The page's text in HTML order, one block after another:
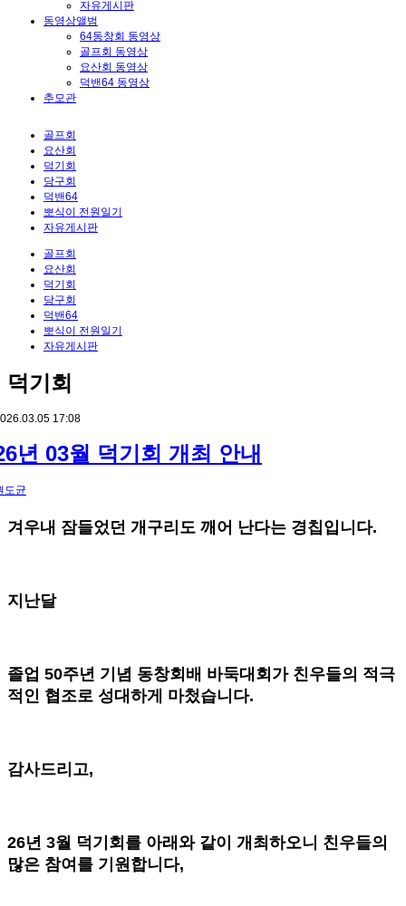
자유게시판
동영상앨범
64동창회 동영상
골프회 동영상
요산회 동영상
덕밴64 동영상
추모관
골프회
요산회
덕기회
당구회
덕밴64
뽀식이 전원일기
자유게시판
골프회
요산회
덕기회
당구회
덕밴64
뽀식이 전원일기
자유게시판
덕기회
17:08
년 03월 덕기회 개최 안내
도균
겨우내 잠들었던 개구리도 깨어 난다는 경칩입니다.
지난달
졸업 50주년 기념 동창회배 바둑대회가 친우들의 적극
적인 협조로 성대하게 마첬습니다.
감사드리고,
26년 3월 덕기회를 아래와 같이 개최하오니 친우들의
많은 참여를 기원합니다,